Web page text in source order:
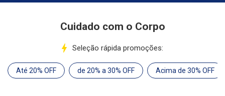
Cuidado com o Corpo
Seleção rápida promoções:
Até 20% OFF de 20% a 30% OFF Acima de 30% OFF